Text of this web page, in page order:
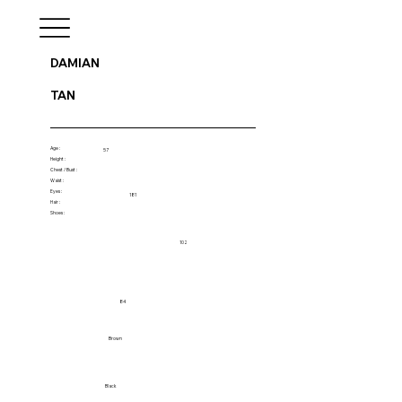
DAMIAN
TAN
Age :
Height :
Chest / Bust :
Waist :
Eyes :
Hair :
Shoes :
57
181
102
84
Brown
Black